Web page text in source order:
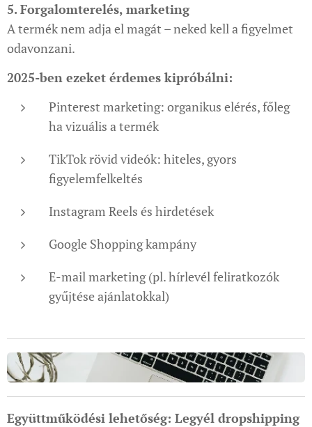
5. Forgalomterelés, marketing
A termék nem adja el magát – neked kell a figyelmet
odavonzani.
2025-ben ezeket érdemes kipróbálni:
Pinterest marketing: organikus elérés, főleg
ha vizuális a termék
TikTok rövid videók: hiteles, gyors
figyelemfelkeltés
Instagram Reels és hirdetések
Google Shopping kampány
E-mail marketing (pl. hírlevél feliratkozók
gyűjtése ajánlatokkal)
Együttműködési lehetőség: Legyél dropshipping